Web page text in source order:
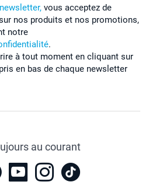
vous acceptez de
nos produits et nos promotions,
notre
.
à tout moment en cliquant sur
en bas de chaque newsletter
au courant